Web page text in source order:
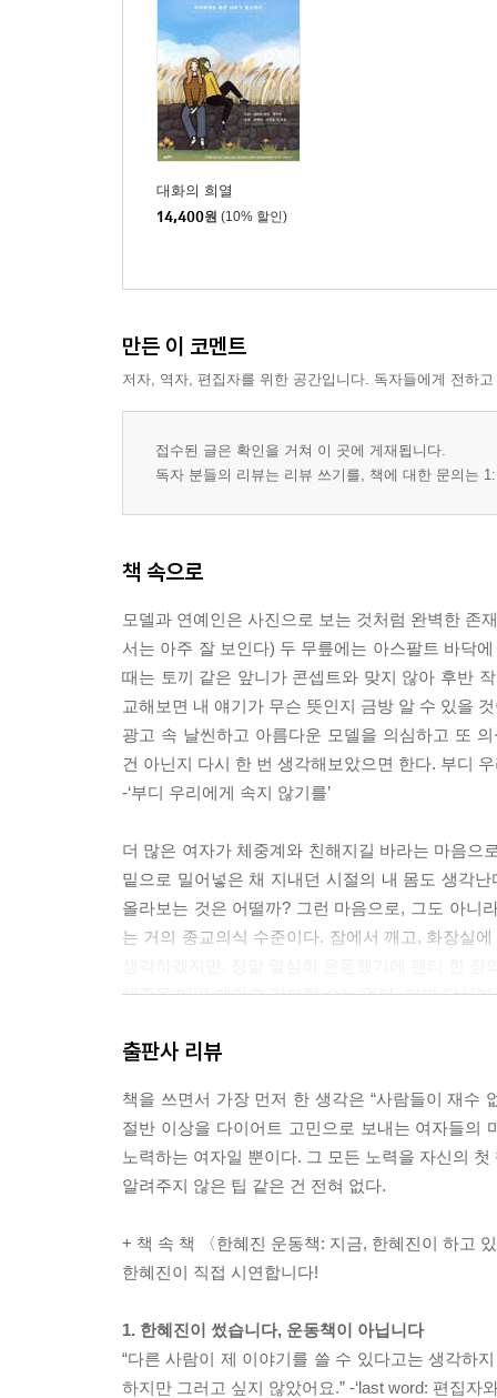
대화의 희열
14,400원 (10% 할인)
만든 이 코멘트
저자, 역자, 편집자를 위한 공간입니다. 독자들에게 전하
접수된 글은 확인을 거쳐 이 곳에 게재됩니다.
독자 분들의 리뷰는 리뷰 쓰기를, 책에 대한 문의는
책 속으로
모델과 연예인은 사진으로 보는 것처럼 완벽한 존
서는 아주 잘 보인다) 두 무릎에는 아스팔트 바닥
때는 토끼 같은 앞니가 콘셉트와 맞지 않아 후반
교해보면 내 얘기가 무슨 뜻인지 금방 알 수 있을
광고 속 날씬하고 아름다운 모델을 의심하고 또
건 아닌지 다시 한 번 생각해보았으면 한다. 부디
-‘부디 우리에게 속지 않기를’
더 많은 여자가 체중계와 친해지길 바라는 마음으
밑으로 밀어넣은 채 지내던 시절의 내 몸도 생각
올라보는 것은 어떨까? 그런 마음으로, 그도 아니
는 거의 종교의식 수준이다. 잠에서 깨고, 화장실
체중을 매일 재라고 강요할 수는 없다. 다만 당신
-‘체중계가 독? 나는 약이라고 생각해’
부디 헬스장에서는 최대한 내 몸을 잘 살필 수 있
한다. 애정 어린 눈으로 사랑하는 사람을 보듯 봐
있었고, 무너져버린 내 몸이 실망스러워서 헐렁한
다워질 수 있다.
“You are what you eat!”
나다고 흉보는 사람은 나중에 도시락의 매력을 알
-‘10년 만에 다시 싸는 도시락’
출판사 리뷰
책을 쓰면서 가장 먼저 한 생각은 “사람들이 재수
절반 이상을 다이어트 고민으로 보내는 여자들의
노력하는 여자일 뿐이다. 그 모든 노력을 자신의
알려주지 않은 팁 같은 건 전혀 없다.
+ 책 속 책 〈한혜진 운동책: 지금, 한혜진이 하고
한혜진이 직접 시연합니다!
1. 한혜진이 썼습니다, 운동책이 아닙니다
“다른 사람이 제 이야기를 쓸 수 있다고는 생각하
하지만 그러고 싶지 않았어요.” -‘last word: 편집자